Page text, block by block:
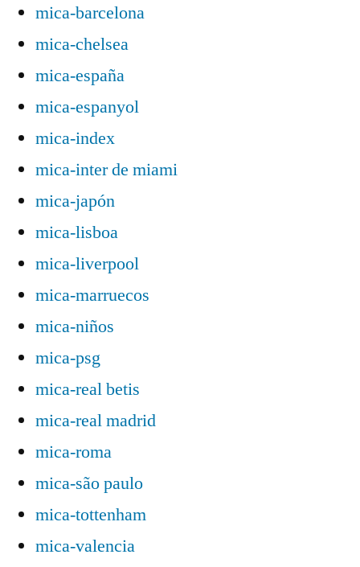
mica-barcelona
mica-chelsea
mica-españa
mica-espanyol
mica-index
mica-inter de miami
mica-japón
mica-lisboa
mica-liverpool
mica-marruecos
mica-niños
mica-psg
mica-real betis
mica-real madrid
mica-roma
mica-são paulo
mica-tottenham
mica-valencia